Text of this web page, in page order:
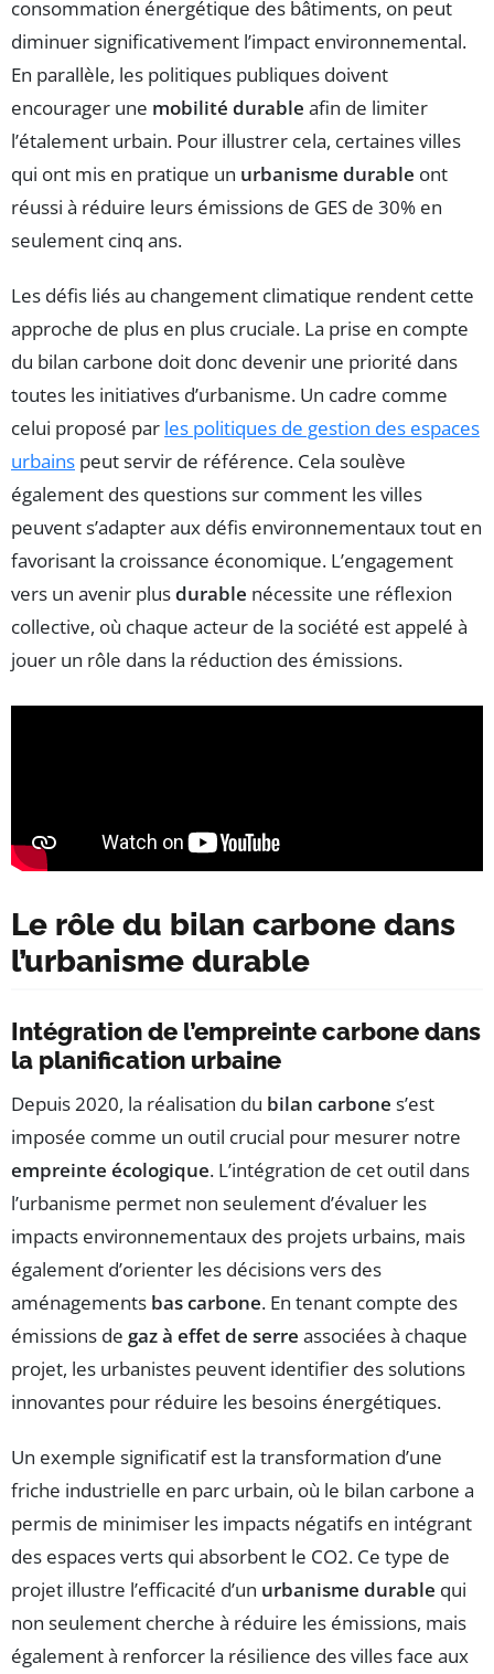
consommation énergétique des bâtiments, on peut
diminuer significativement l’impact environnemental.
En parallèle, les politiques publiques doivent
encourager une mobilité durable afin de limiter
l’étalement urbain. Pour illustrer cela, certaines villes
qui ont mis en pratique un urbanisme durable ont
réussi à réduire leurs émissions de GES de 30% en
seulement cinq ans.
Les défis liés au changement climatique rendent cette
approche de plus en plus cruciale. La prise en compte
du bilan carbone doit donc devenir une priorité dans
toutes les initiatives d’urbanisme. Un cadre comme
celui proposé par les politiques de gestion des espaces
urbains peut servir de référence. Cela soulève
également des questions sur comment les villes
peuvent s’adapter aux défis environnementaux tout en
favorisant la croissance économique. L’engagement
vers un avenir plusdurable nécessite une réflexion
collective, où chaque acteur de la société est appelé à
jouer un rôle dans la réduction des émissions.
Le rôle du bilan carbone dans
l’urbanisme durable
Intégration de l’empreinte carbone dans
la planification urbaine
Depuis 2020, la réalisation du bilan carbone s’est
imposée comme un outil crucial pour mesurer notre
empreinte écologique. L’intégration de cet outil dans
l’urbanisme permet non seulement d’évaluer les
impacts environnementaux des projets urbains, mais
également d’orienter les décisions vers des
aménagements bas carbone. En tenant compte des
émissions de gaz à effet de serre associées à chaque
projet, les urbanistes peuvent identifier des solutions
innovantes pour réduire les besoins énergétiques.
Un exemple significatif est la transformation d’une
friche industrielle en parc urbain, où le bilan carbone a
permis de minimiser les impacts négatifs en intégrant
des espaces verts qui absorbent le CO2. Ce type de
projet illustre l’efficacité d’un urbanisme durable qui
non seulement cherche à réduire les émissions, mais
également à renforcer la résilience des villes face aux